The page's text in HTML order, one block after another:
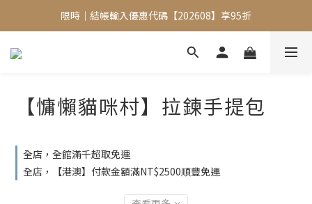
限時｜結帳輸入優惠代碼【202608】享95折
限時｜結帳輸入優惠代碼【202608】享95折
手機包加購【掛式零錢包】只要$1元
【慵懶貓咪村】拉鍊手提包
全店，全館滿千超取免運
全店，【港澳】付款金額滿NT$2500順豐免運